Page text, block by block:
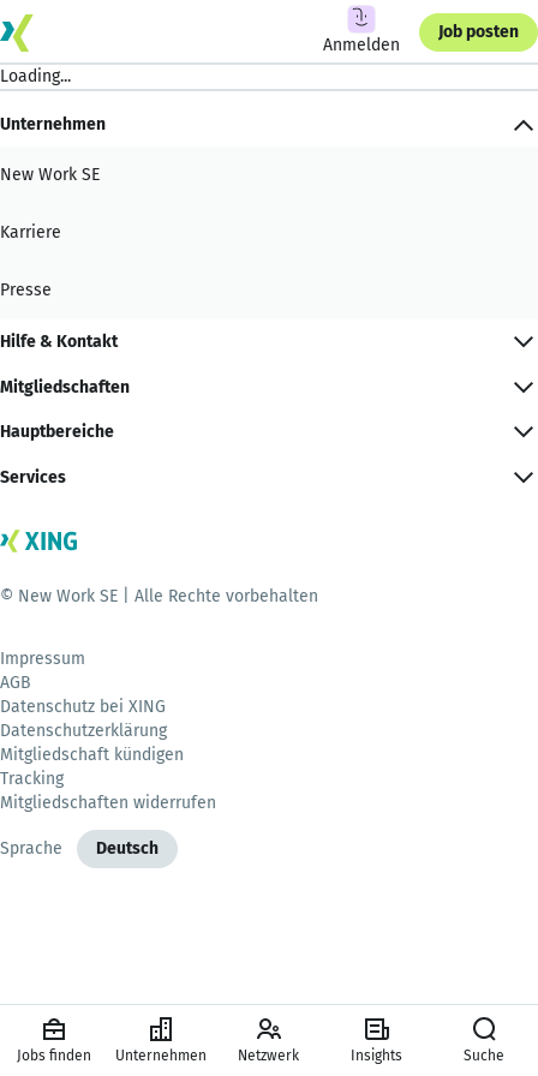
Anmelden
Job posten
Loading...
Unternehmen
New Work SE
Karriere
Presse
Hilfe & Kontakt
Mitgliedschaften
Hauptbereiche
Services
© New Work SE | Alle Rechte vorbehalten
Impressum
AGB
Datenschutz bei XING
Datenschutzerklärung
Mitgliedschaft kündigen
Tracking
Mitgliedschaften widerrufen
Sprache Deutsch
Jobs finden Unternehmen Netzwerk Insights Suche